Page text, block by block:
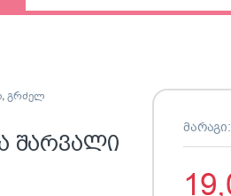
,გრძელ
შარვალი
მარაგი: